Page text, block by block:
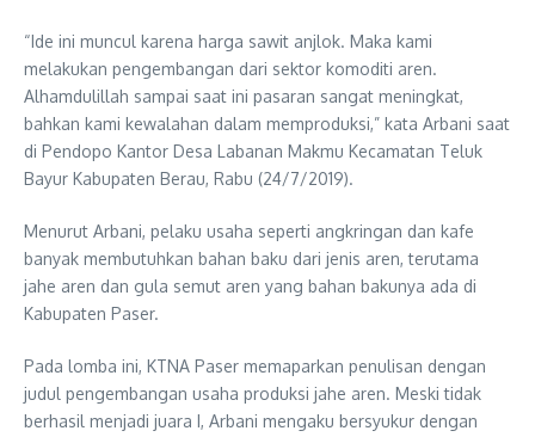
“Ide ini muncul karena harga sawit anjlok. Maka kami
melakukan pengembangan dari sektor komoditi aren.
Alhamdulillah sampai saat ini pasaran sangat meningkat,
bahkan kami kewalahan dalam memproduksi,” kata Arbani saat
di Pendopo Kantor Desa Labanan Makmu Kecamatan Teluk
Bayur Kabupaten Berau, Rabu (24/7/2019).
Menurut Arbani, pelaku usaha seperti angkringan dan kafe
banyak membutuhkan bahan baku dari jenis aren, terutama
jahe aren dan gula semut aren yang bahan bakunya ada di
Kabupaten Paser.
Pada lomba ini, KTNA Paser memaparkan penulisan dengan
judul pengembangan usaha produksi jahe aren. Meski tidak
berhasil menjadi juara I, Arbani mengaku bersyukur dengan